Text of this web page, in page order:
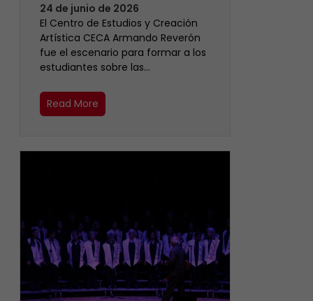
24 de junio de 2026
El Centro de Estudios y Creación
Artística CECA Armando Reverón
fue el escenario para formar a los
estudiantes sobre las…
Read More